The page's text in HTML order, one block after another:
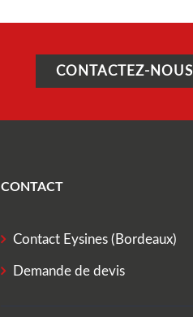
CONTACTEZ-NOUS
CONTACT
Contact Eysines (Bordeaux)
Demande de devis